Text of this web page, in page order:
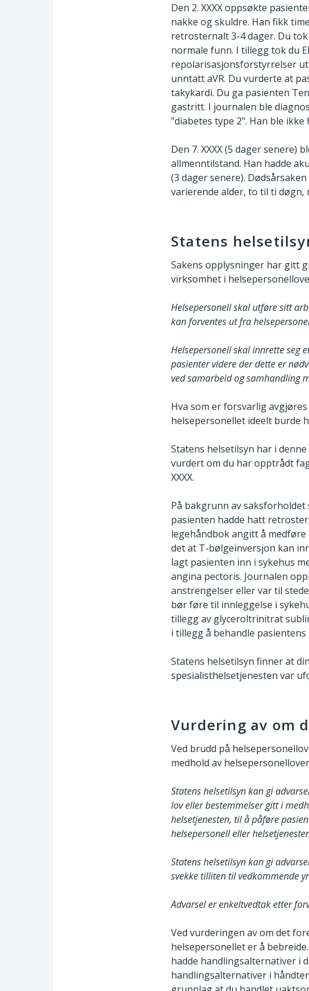
Den 2. XXXX oppsøkte
nakke og skuldre. Han fikk
retrosternalt 3-4 dager. Du
normale funn. I tillegg tok du
repolarisasjonsforstyrrelser
unntatt aVR. Du vurderte at
takykardi. Du ga pasienten
gastritt. I journalen ble
"diabetes type 2". Han ble
Den 7. XXXX (5 dager senere)
allmenntilstand. Han hadde
(3 dager senere).
varierende alder, to til ti
Statens
Sakens opplysninger har gitt
virksomhet i
Helsepersonell skal utføre sitt
kan forventes ut fra
Helsepersonell skal innrette seg
pasienter videre der dette er
ved samarbeid og samhandling
Hva som er forsvarlig
helsepersonellet ideelt burde
Statens helsetilsyn har i
vurdert om du har opptrådt
XXXX.
På bakgrunn av
pasienten hadde hatt
legehåndbok angitt å
det at T-bølgeinversjon kan
lagt pasienten inn i sykehus
angina pectoris. Journalen
anstrengelser eller var til
bør føre til innleggelse i
tillegg av glyceroltrinitrat
i tillegg å behandle
Statens helsetilsyn finner at
spesialisthelsetjenesten var
Vurdering av om
Ved brudd på
medhold av
Statens helsetilsyn kan gi
lov eller bestemmelser gitt i
helsetjenesten, til å påføre
helsepersonell eller
Statens helsetilsyn kan gi
svekke tilliten til vedkommende
Advarsel er enkeltvedtak etter
Ved vurderingen av om det
helsepersonellet er å
hadde handlingsalternativer i
handlingsalternativer i